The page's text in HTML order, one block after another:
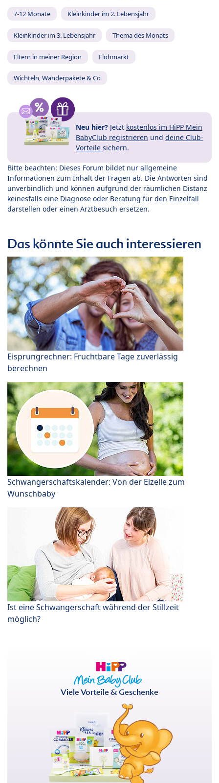
7-12 Monate Kleinkinder im 2. Lebensjahr
Kleinkinder im 3. Lebensjahr Thema des Monats
Eltern in meiner Region Flohmarkt
Wichteln, Wanderpakete & Co
Neu hier? Jetzt kostenlos im HiPP Mein
BabyClub registrieren und deine Club-
Vorteile sichern.
Bitte beachten: Dieses Forum bildet nur allgemeine
Informationen zum Inhalt der Fragen ab. Die Antworten sind
unverbindlich und können aufgrund der räumlichen Distanz
keinesfalls eine Diagnose oder Beratung für den Einzelfall
darstellen oder einen Arztbesuch ersetzen.
Das könnte Sie auch interessieren
Eisprungrechner: Fruchtbare Tage zuverlässig
berechnen
Schwangerschaftskalender: Von der Eizelle zum
Wunschbaby
Ist eine Schwangerschaft während der Stillzeit
möglich?
Viele Vorteile & Geschenke